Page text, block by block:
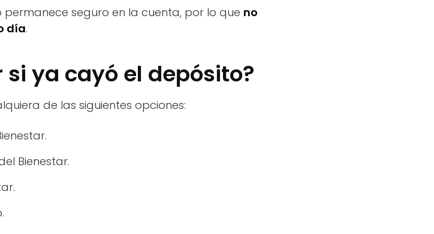
permanece seguro en la cuenta, por lo que no
día.
si ya cayó el depósito?
de las siguientes opciones:
Bienestar.